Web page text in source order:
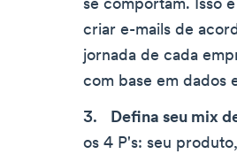
se comportam. Isso
criar e-mails de
jornada de cada
com base em dados
Defina seu mix
os 4 P's: seu